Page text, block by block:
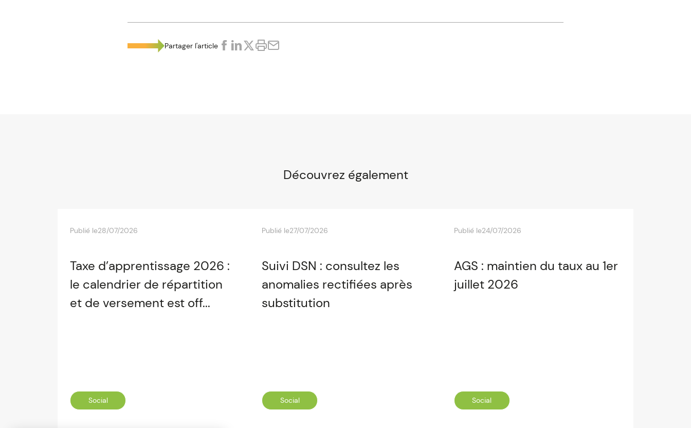
Partager l'article
Découvrez également
Publié le28/07/2026
Taxe d’apprentissage 2026 :
le calendrier de répartition
et de versement est off...
Social
Publié le27/07/2026
Suivi DSN : consultez les
anomalies rectifiées après
substitution
Social
Publié le24/07/2026
AGS : maintien du taux au 1er
juillet 2026
Social